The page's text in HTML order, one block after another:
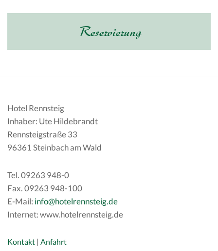
Reservierung
Hotel Rennsteig
Inhaber: Ute Hildebrandt
Rennsteigstraße 33
96361 Steinbach am Wald
Tel. 09263 948-0
Fax. 09263 948-100
E-Mail: info@hotelrennsteig.de
Internet: www.hotelrennsteig.de
Kontakt | Anfahrt